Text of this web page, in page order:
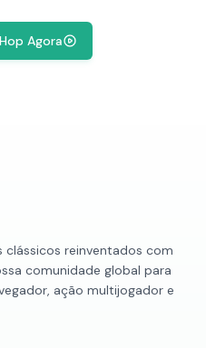
Agora
clássicos reinventados com
comunidade global para
ação multijogador e